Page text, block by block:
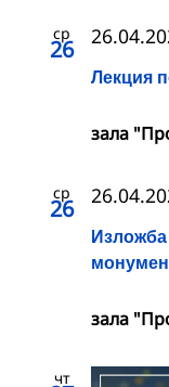
ср
26
Лекция
зала
ср
26
зала
чт